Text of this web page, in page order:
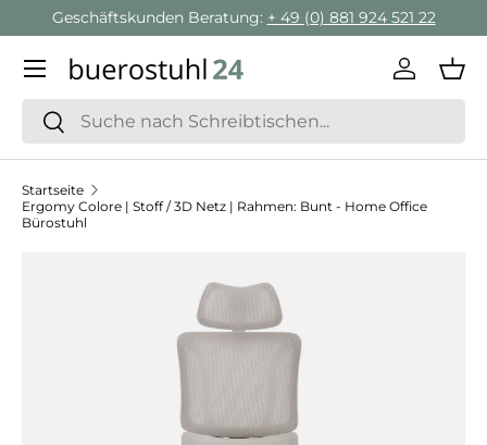
Direkt zum Inhalt
Geschäftskunden Beratung: + 49 (0) 881 924 521 22
Suchen
Suchen
Menü
Startseite
Ergomy Colore | Stoff / 3D Netz | Rahmen: Bunt - Home Office
Bürostuhl
Zu Produktinformationen springen